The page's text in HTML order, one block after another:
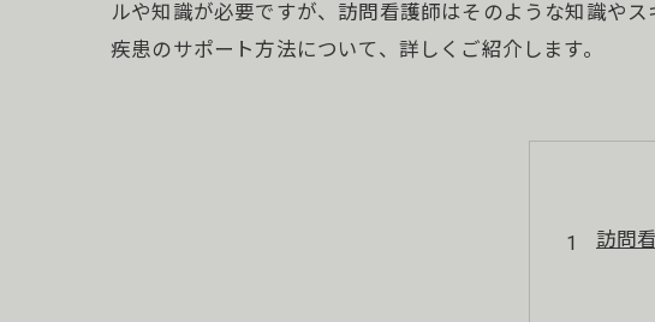
ルや知識が必要ですが、訪問看護師はそのような知識や
疾患のサポート方法について、詳しくご紹介します。
訪問